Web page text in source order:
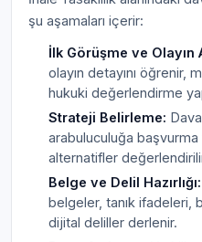
şu aşamaları içerir:
İlk Görüşme ve Olayın
olayın detayını öğrenir,
hukuki değerlendirme
Strateji Belirleme:
arabuluculuğa
alternatifler
Belge ve Delil Hazırlığı:
belgeler, tanık ifadeleri,
dijital deliller derlenir.